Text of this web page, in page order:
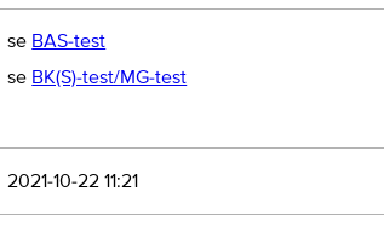
se BAS-test
se BK(S)-test/MG-test
2021-10-22 11:21